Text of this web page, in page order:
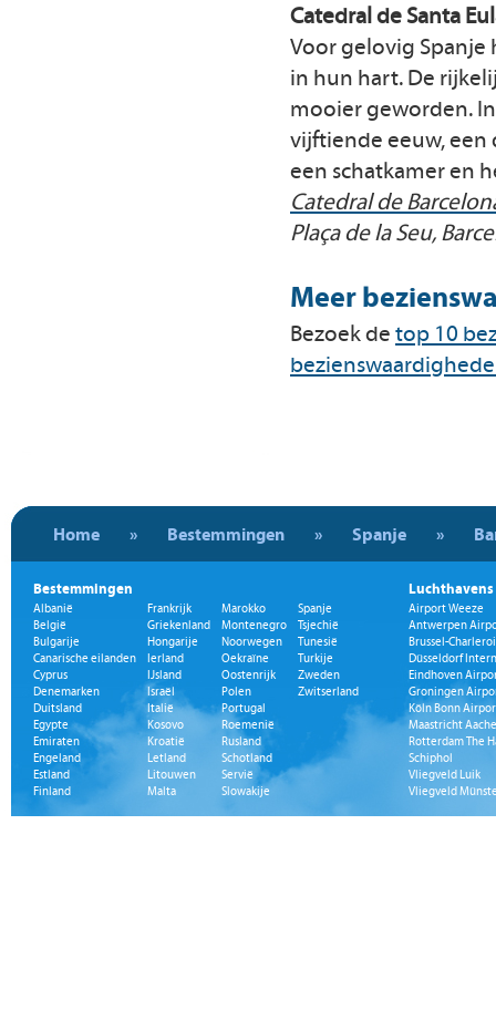
Catedral de Santa
Voor gelovig Spanje
in hun hart. De
mooier geworden.
vijftiende eeuw, een
een schatkamer en
Catedral de
Plaça de la Seu,
Meer
Bezoek detop 10
Home » Bestemmingen » Spanje »
Bestemmingen
Albanië
België
Bulgarije
Canarische eilanden
Cyprus
Denemarken
Duitsland
Egypte
Emiraten
Engeland
Estland
Finland
Frankrijk
Griekenland
Hongarije
Ierland
IJsland
Israël
Italië
Kosovo
Kroatië
Letland
Litouwen
Malta
Marokko
Montenegro
Noorwegen
Oekraïne
Oostenrijk
Polen
Portugal
Roemenië
Rusland
Schotland
Servië
Slowakije
Spanje
Tsjechië
Tunesië
Turkije
Zweden
Zwitserland
Luchthavens
Airport Weeze
Antwerpen
Brussel-
Düsseldorf
Eindhoven
Groningen
Köln Bonn
Maastricht
Rotterdam The
Schiphol
Vliegveld Luik
Vliegveld